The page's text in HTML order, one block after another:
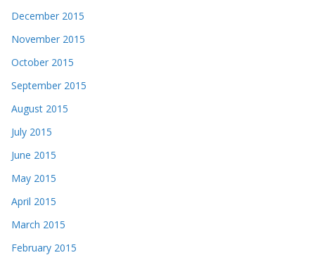
December 2015
November 2015
October 2015
September 2015
August 2015
July 2015
June 2015
May 2015
April 2015
March 2015
February 2015